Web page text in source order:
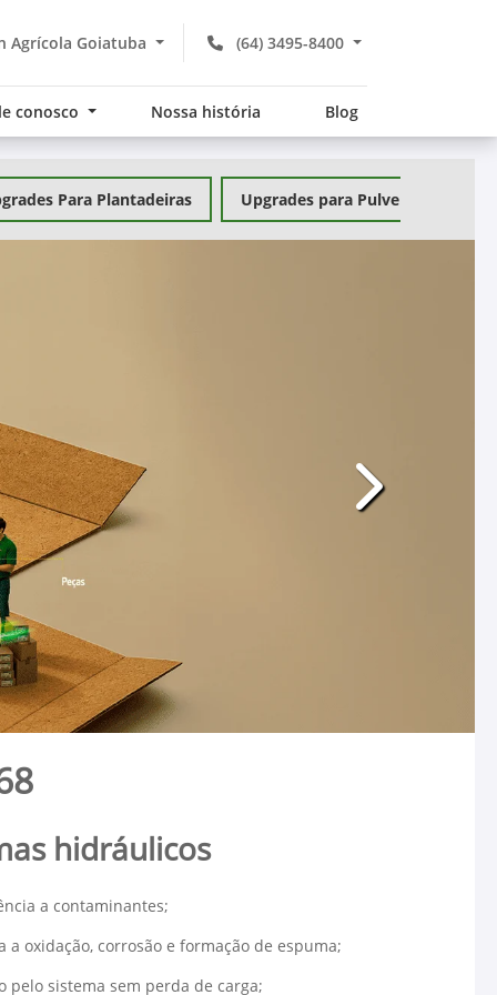
(64) 3495-8400
Agrícola Goiatuba
conosco Nossa história Blog
Para Plantadeiras Upgrades para Pulverizadores